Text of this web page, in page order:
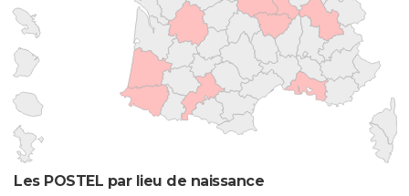
Les POSTEL par lieu de naissance